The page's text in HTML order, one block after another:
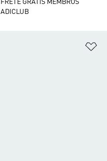
FRETE GRÁTIS MEMBROS
ADICLUB